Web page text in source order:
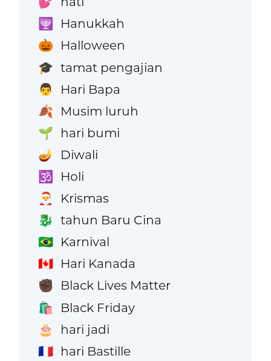
🕎 Hanukkah
🎃 Halloween
🎓 tamat pengajian
👨 Hari Bapa
🍂 Musim luruh
🌱 hari bumi
🪔 Diwali
🕉️ Holi
🎅 Krismas
🐉 tahun Baru Cina
🇧🇷 Karnival
🇨🇦 Hari Kanada
✊🏿 Black Lives Matter
🛍️ Black Friday
🎂 hari jadi
🇫🇷 hari Bastille